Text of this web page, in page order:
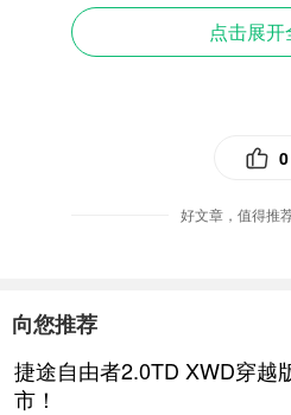
点击展开
0
好文章，值得推
向您推荐
捷途自由者2.0TD XWD穿越
市！